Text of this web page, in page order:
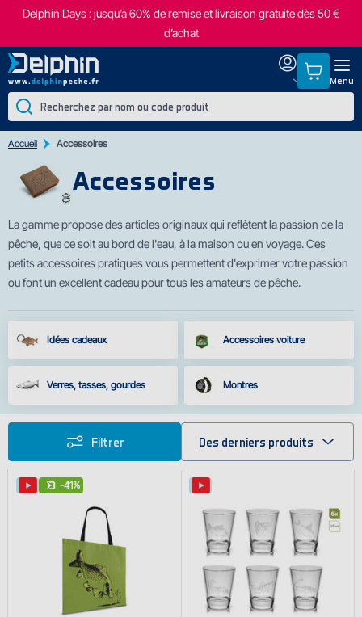
Delphin Days : jusqu’à 60% de remise et livraison gratuite dès 50 €
d’achat
Menu
Accueil Accessoires
Accessoires
La gamme propose des articles originaux qui reflètent la passion de la
pêche, que ce soit au bord de l'eau, à la maison ou en voyage. Ces
petits accessoires pratiques vous permettent d'exprimer votre passion
ou font un excellent cadeau pour tous les amateurs de pêche.
Idées cadeaux Accessoires voiture
Verres, tasses, gourdes Montres
Filtrer Des derniers produits
-41%